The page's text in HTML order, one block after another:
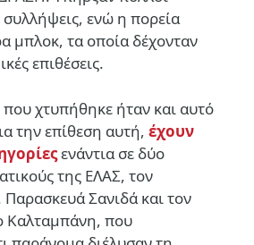
συλλήψεις, ενώ η πορεία
μπλοκ, τα οποία δέχονταν
επιθέσεις.
χτυπήθηκε ήταν και αυτό
την επίθεση αυτή, έχουν
ενάντια σε δύο
της ΕΛΑΣ, τον
Παρασκευά Σανιδά και τον
Καλταμπάνη, που